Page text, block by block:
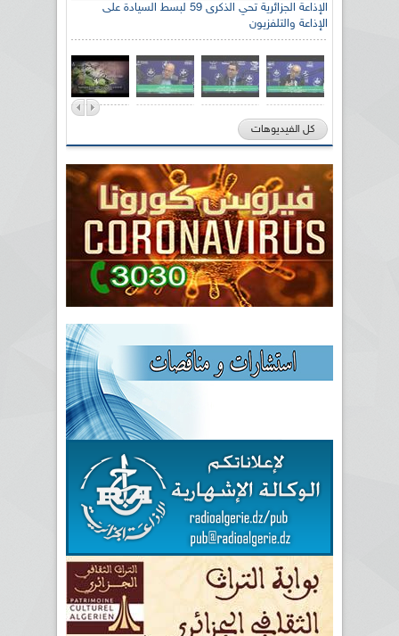
الإذاعة الجزائرية تحي الذكرى 59 لبسط السيادة على
الإذاعة والتلفزيون
كل الفيديوهات